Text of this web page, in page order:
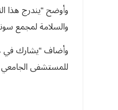
وأوضح “يندرج هذا
والسلامة لمجمع
وأضاف “يشارك في
للمستشفى الجامعي